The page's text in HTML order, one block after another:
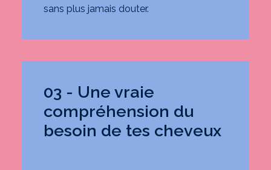
sans plus jamais douter.
03 - Une vraie
compréhension du
besoin de tes cheveux